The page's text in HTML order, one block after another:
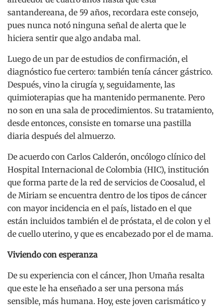
santandereana, de 59 años, recordara este consejo,
pues nunca notó ninguna señal de alerta que le
hiciera sentir que algo andaba mal.
Luego de un par de estudios de confirmación, el
diagnóstico fue certero: también tenía cáncer gástrico.
Después, vino la cirugía y, seguidamente, las
quimioterapias que ha mantenido permanente. Pero
no son en una sala de procedimientos. Su tratamiento,
desde entonces, consiste en tomarse una pastilla
diaria después del almuerzo.
De acuerdo con Carlos Calderón, oncólogo clínico del
Hospital Internacional de Colombia (HIC), institución
que forma parte de la red de servicios de Coosalud, el
de Miriam se encuentra dentro de los tipos de cáncer
con mayor incidencia en el país, listado en el que
están incluidos también el de próstata, el de colon y el
de cuello uterino, y que es encabezado por el de mama.
Viviendo con esperanza
De su experiencia con el cáncer, Jhon Umaña resalta
que este le ha enseñado a ser una persona más
sensible, más humana. Hoy, este joven carismático y